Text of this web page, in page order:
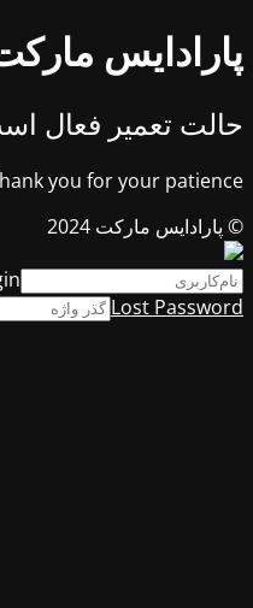
پارادایس
حالت تعمیر فعال
you for your patience!
© پارادایس مارکت 2024
Lost Password